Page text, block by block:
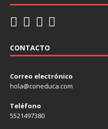
CONTACTO
Correo electrónico
hola@coneduca.com
Teléfono
5521497380